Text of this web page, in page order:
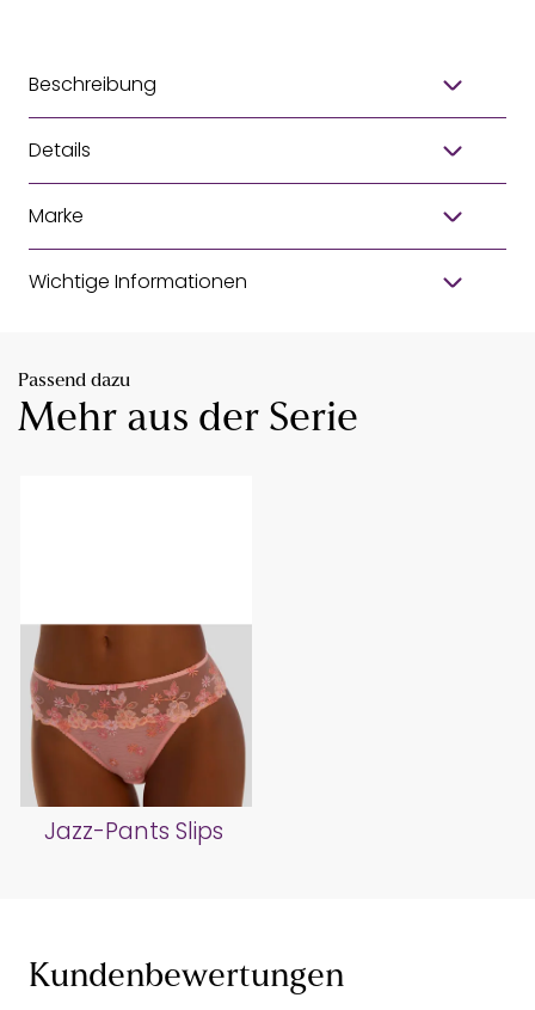
Beschreibung
Details
Marke
Wichtige Informationen
Passend dazu
Mehr aus der Serie
Jazz-Pants Slips
Kundenbewertungen